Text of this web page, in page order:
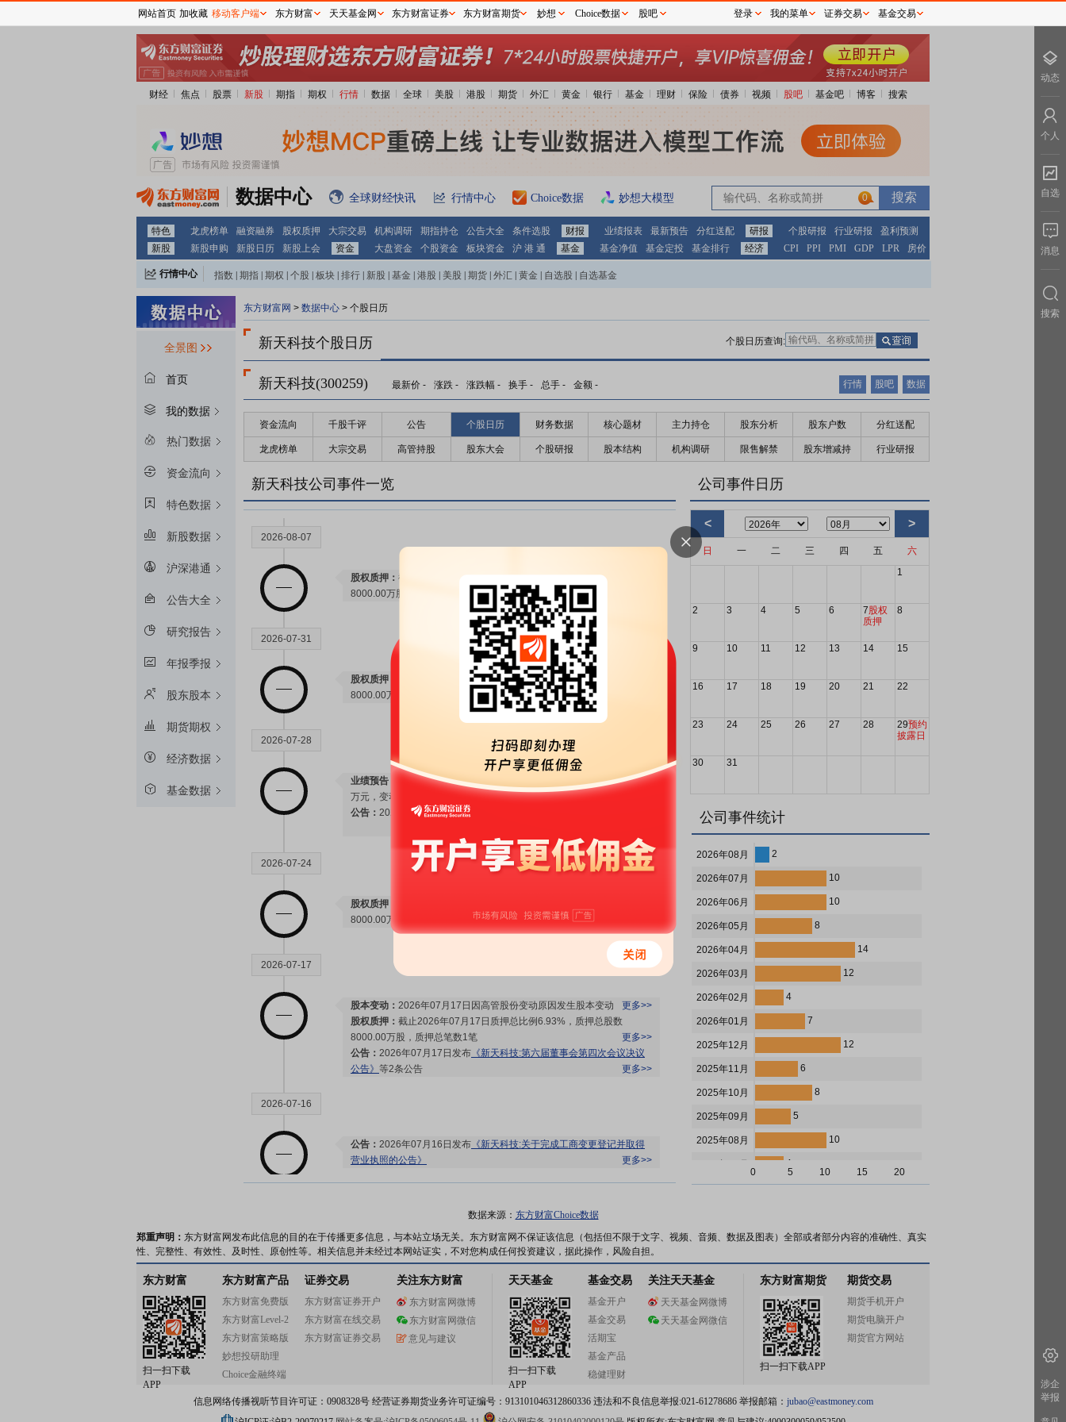
财经 焦点 股票 新股 期指 期权 行情 数据 全球 美股 港股 期货 外汇 黄金 银行 基金 理财 保险 债券 视频 股吧 基金吧 博客 搜索
数据中心 全球财经快讯 行情中心 Choice数据 妙想大模型 0
特色 龙虎榜单 融资融券 股权质押 大宗交易 机构调研 期指持仓 公告大全 条件选股 财报 业绩报表 最新预告 分红送配 研报 个股研报 行业研报
盈利预测
新股
新股申购 新股日历 新股上会 资金 大盘资金 个股资金 板块资金 沪 港 通 基金 基金净值 基金定投 基金排行 经济 CPI PPI PMI GDP LPR 房价
行情中心 指数 期指 期权 个股 板块 排行 新股 基金 港股 美股 期货 外汇 黄金 自选股 自选基金
全景图
首页
我的数据
热门数据
资金流向
特色数据
新股数据
沪深港通
公告大全
研究报告
年报季报
股东股本
期货期权
经济数据
基金数据
东方财富网 > 数据中心 > 个股日历
新天科技个股日历 个股日历查询:
新天科技(300259) 最新价 - 涨跌 - 涨跌幅 - 换手 - 总手 - 金额 - 行情 股吧 数据
资金流向 千股千评 公告 个股日历 财务数据 核心题材 主力持仓 股东分析 股东户数 分红送配
龙虎榜单 大宗交易 高管持股 股东大会 个股研报 股本结构 机构调研 限售解禁 股东增减持 行业研报
新天科技公司事件一览
2026-08-29
预约披露日：
2026-08-07
股权质押： 截止2026年08月07日质押总比例6.93%，质押总股数
8000.00万股，质押总笔数1笔
2026-07-31
股权质押：
截止2026年07月31日质押总比例6.93%，质押总股数
8000.00万股，质押总笔数1笔
2026-07-28
业绩预告：
2026年07月28日预告，2026年中报净利润1600万元-2400
万元，变动-79.72%～-69.58%
公告： 2026年07月28日发布
2026-07-24
股权质押：
8000.00万股，质押总笔数1笔
2026-07-17
股本变动： 2026年07月17日因高管股份变动原因发生股本变动
更多>>
股权质押： 截止2026年07月17日质押总比例6.93%，质押总股数
8000.00万股，质押总笔数1笔
更多>>
公告： 2026年07月17日发布 《新天科技:第六届董事会第四次会议决议
公告》 等2条公告 更多>>
2026-07-16
公告： 2026年07月16日发布 《新天科技:关于完成工商变更登记并取得
营业执照的公告》
更多>>
股权质押：截止2026年07月10日质押总比例6.93%，质押总股数
8000.00万股，质押总笔数1笔
更多>>
2026-07-03
截止2026年07月03日质押总比例6.93%，质押总股数
更多>>
2026-06-26
公司事件日历
< >
日 一 二 三 四 五
六
1
2 3 4 5 6 7股权
质押
8
9 10 11 12 13 14 15
16 17 18 19 20 21 22
23 24 25 26 27 28 29预约
披露日
30 31
公司事件统计
2026年08月 2
2026年07月 10
2026年06月 10
2026年05月 8
2026年04月 14
2026年03月 12
2026年02月 4
2026年01月 7
2025年12月 12
2025年11月 6
2025年10月 8
2025年09月 5
2025年08月 10
4
2025年06月 5
2025年04月 16
2025年02月 4
2025年01月 6
5
6
2024年09月 9
0 5 10 15 20
数据来源： 东方财富Choice数据
郑重声明： 东方财富网发布此信息的目的在于传播更多信息，与本站立场无关。东方财富网不保证该信息（包括但不限于文字、视频、音频、数据及图表）全部或者部分内容的准确性、真实
性、完整性、有效性、及时性、原创性等。相关信息并未经过本网站证实，不对您构成任何投资建议，据此操作，风险自担。
东方财富
扫一扫下载
APP
东方财富产品
东方财富免费版
东方财富Level-2
东方财富策略版
妙想投研助理
Choice金融终端
证券交易
东方财富证券开户
东方财富在线交易
东方财富证券交易
关注东方财富
东方财富网微博
东方财富网微信
意见与建议
天天基金
扫一扫下载
APP
基金交易
基金开户
基金交易
活期宝
基金产品
稳健理财
关注天天基金
天天基金网微博
天天基金网微信
东方财富期货
扫一扫下载APP
期货交易
期货手机开户
期货电脑开户
期货官方网站
信息网络传播视听节目许可证：0908328号 经营证券期货业务许可证编号：913101046312860336 违法和不良信息举报:021-61278686 举报邮箱： jubao@eastmoney.com
网站首页 加收藏 移动客户端 东方财富 天天基金网 东方财富证券 东方财富期货 妙想 Choice数据 股吧 登录 我的菜单 证券交易 基金交易
动态
个人
自选
消息
搜索
涉企
举报